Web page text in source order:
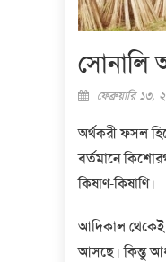
সোনালি
Posted
ফেব্রুয়ারি ১৩,
অর্থকরী ফসল
বর্তমানে
কিষাণ-কিষাণি।
আদিকাল থেকেই
আসছে। কিন্তু